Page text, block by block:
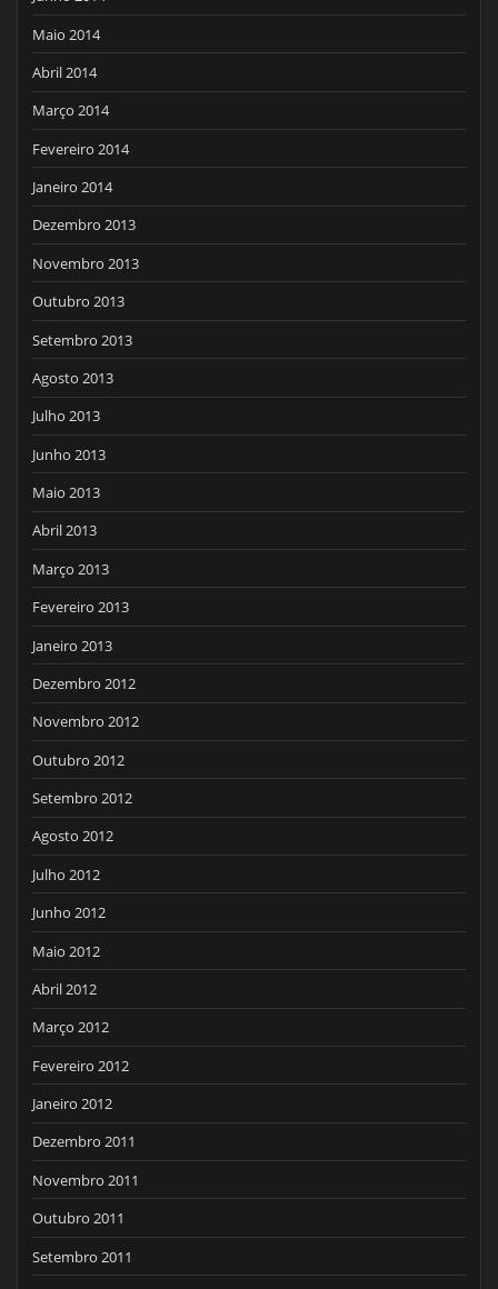
Maio 2014
Abril 2014
Março 2014
Fevereiro 2014
Janeiro 2014
Dezembro 2013
Novembro 2013
Outubro 2013
Setembro 2013
Agosto 2013
Julho 2013
Junho 2013
Maio 2013
Abril 2013
Março 2013
Fevereiro 2013
Janeiro 2013
Dezembro 2012
Novembro 2012
Outubro 2012
Setembro 2012
Agosto 2012
Julho 2012
Junho 2012
Maio 2012
Abril 2012
Março 2012
Fevereiro 2012
Janeiro 2012
Dezembro 2011
Novembro 2011
Outubro 2011
Setembro 2011